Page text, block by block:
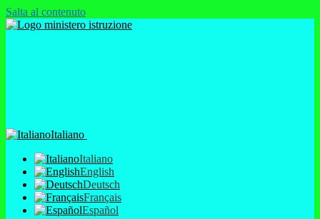
Salta al contenuto
Italiano
Italiano
English
Deutsch
Français
Español